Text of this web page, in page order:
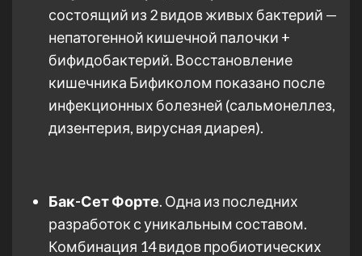
состоящий из 2 видов живых бактерий —
непатогенной кишечной палочки +
бифидобактерий. Восстановление
кишечника Бификолом показано после
инфекционных болезней (сальмонеллез,
дизентерия, вирусная диарея).
Бак-Сет Форте. Одна из последних
разработок с уникальным составом.
Комбинация 14 видов пробиотических